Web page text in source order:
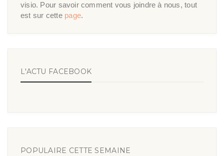
visio. Pour savoir comment vous joindre à nous, tout
est sur cette page.
L'ACTU FACEBOOK
POPULAIRE CETTE SEMAINE